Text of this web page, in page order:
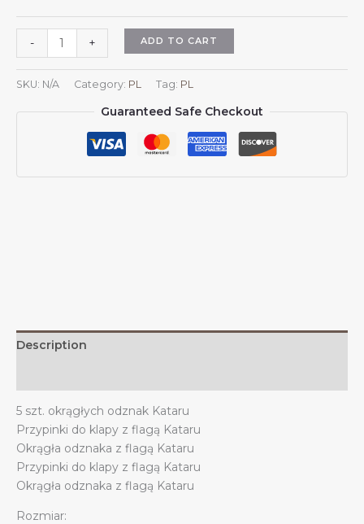
-
częściowa
okrągła
odznaka
Kataru
+ ADD TO CART
SKU: N/A Category: PL Tag: PL
Guaranteed Safe Checkout
Description
5 szt. okrągłych odznak Kataru
Przypinki do klapy z flagą Kataru
Okrągła odznaka z flagą Kataru
Przypinki do klapy z flagą Kataru
Okrągła odznaka z flagą Kataru
Rozmiar: